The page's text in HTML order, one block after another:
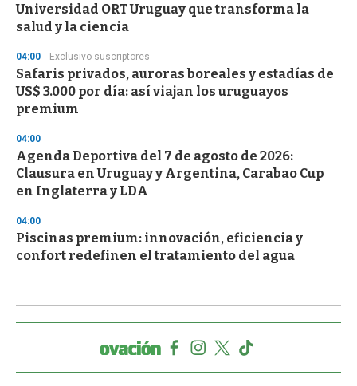
Universidad ORT Uruguay que transforma la
salud y la ciencia
04:00 Exclusivo suscriptores
Safaris privados, auroras boreales y estadías de
US$ 3.000 por día: así viajan los uruguayos
premium
04:00
Agenda Deportiva del 7 de agosto de 2026:
Clausura en Uruguay y Argentina, Carabao Cup
en Inglaterra y LDA
04:00
Piscinas premium: innovación, eficiencia y
confort redefinen el tratamiento del agua